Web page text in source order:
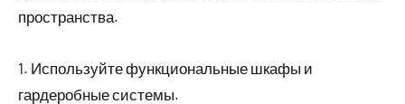
пространства.
1. Используйте функциональные шкафы и
гардеробные системы.